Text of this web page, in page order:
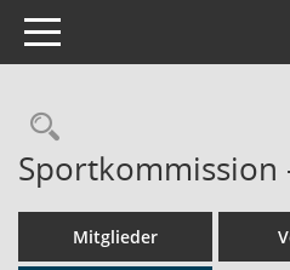
Toggle navigation
Rechercheauswahl
Sportkommission
Mitglieder